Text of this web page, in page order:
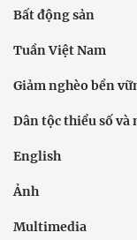
Bất động sản
Tuần Việt Nam
Giảm nghèo bền
Dân tộc thiểu số và
English
Ảnh
Multimedia